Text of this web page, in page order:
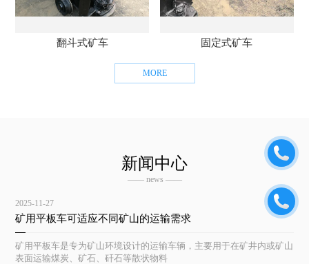
翻斗式矿车 固定式矿车
MORE
新闻中心
—— news ——
2025-11-27
矿用平板车可适应不同矿山的运输需求
矿用平板车是专为矿山环境设计的运输车辆，主要用于在矿井内或矿山
表面运输煤炭、矿石、矸石等散状物料